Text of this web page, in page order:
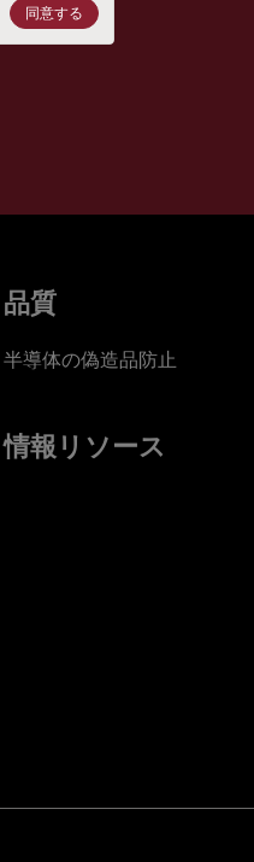
同意する
品質
半導体の偽造品防止
情報リソース